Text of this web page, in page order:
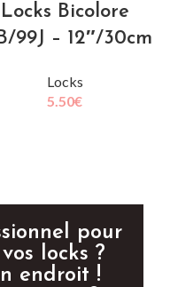
Locks Bicolore
99J – 12″/30cm
Locks
5.50€
pour
locks ?
endroit !